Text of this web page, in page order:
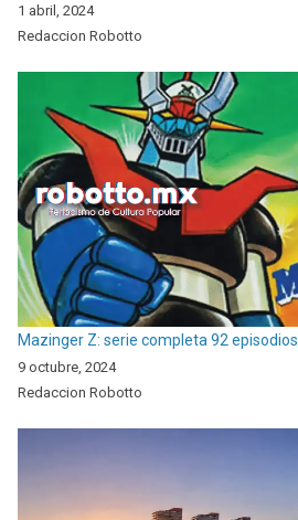
1 abril, 2024
Redaccion Robotto
Mazinger Z: serie completa 92 episodios.
9 octubre, 2024
Redaccion Robotto